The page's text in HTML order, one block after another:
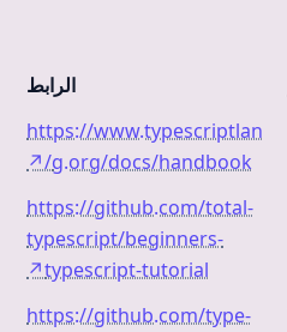
الرابط
https://www.typescriptlan
g.org/docs/handbook/
↗
https://github.com/total-
typescript/beginners-
typescript-tutorial
↗
https://github.com/type-